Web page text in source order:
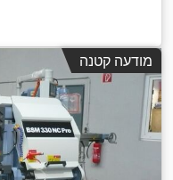
מודעה קטנה